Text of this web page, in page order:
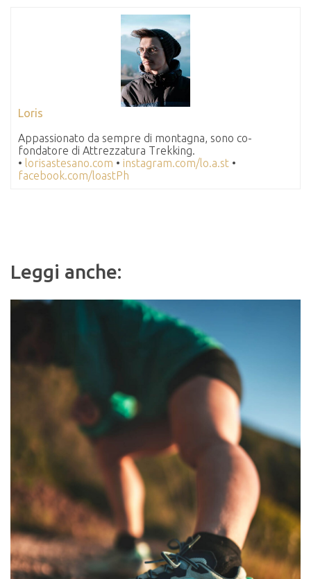
Loris
Appassionato da sempre di montagna, sono co-
fondatore di Attrezzatura Trekking.
• lorisastesano.com • instagram.com/lo.a.st •
facebook.com/loastPh
Leggi anche: